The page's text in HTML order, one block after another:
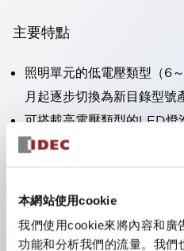
本網站使用cookie
我們使用cookie來將內容和廣
功能和分析我們的流量。我們
主要特點
照明單元的低電壓類型（6
月起逐步切換為新目錄型號
可搭載高電壓類型的LED燈
壓最高可支援至240V。
不需要端子蓋。（不包括指
大幅減少圓形壓著端子的配
一顆LED燈泡（LSRD燈泡
去每種顏色分開的LED燈泡